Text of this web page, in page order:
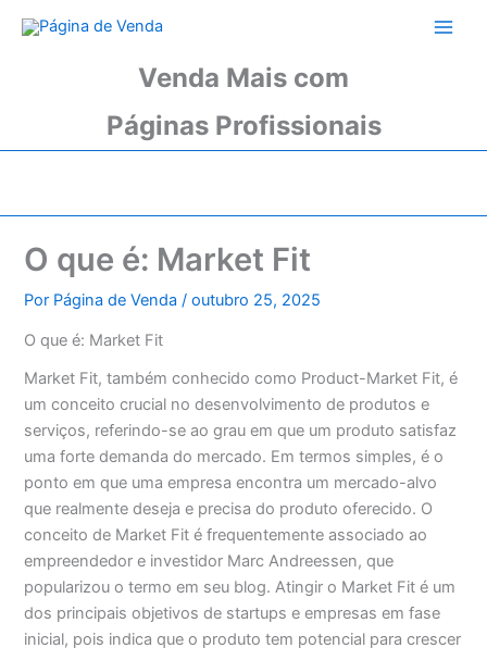
para
Venda Mais com
Páginas Profissionais
O que é: Market Fit
Por Página de Venda/outubro 25, 2025
O que é: Market Fit
Market Fit, também conhecido como Product-Market Fit, é
um conceito crucial no desenvolvimento de produtos e
serviços, referindo-se ao grau em que um produto satisfaz
uma forte demanda do mercado. Em termos simples, é o
ponto em que uma empresa encontra um mercado-alvo
que realmente deseja e precisa do produto oferecido. O
conceito de Market Fit é frequentemente associado ao
empreendedor e investidor Marc Andreessen, que
popularizou o termo em seu blog. Atingir o Market Fit é um
dos principais objetivos de startups e empresas em fase
inicial, pois indica que o produto tem potencial para crescer